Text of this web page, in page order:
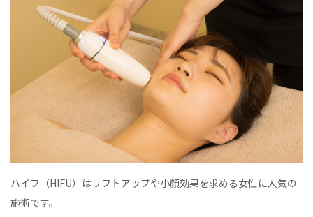
ハイフ（HIFU）はリフトアップや小顔効果を求める女性に人気の
施術です。